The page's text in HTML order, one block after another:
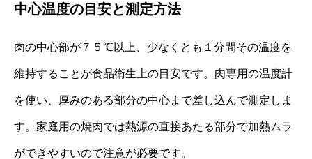
中心温度の目安と測定方法
肉の中心部が７５℃以上、少なくとも１分間その温度を
維持することが食品衛生上の目安です。肉専用の温度計
を使い、厚みのある部分の中心まで差し込んで測定しま
す。家庭用の焼肉では熱源の直接あたる部分で加熱ムラ
ができやすいので注意が必要です。